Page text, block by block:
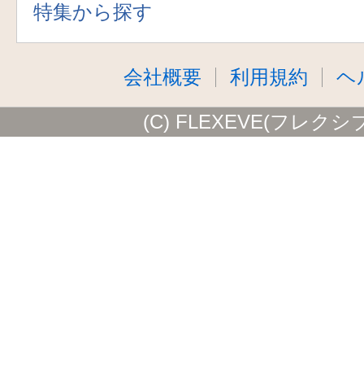
特集から探す
会社概要 利用規約 ヘ
(C) FLEXEVE(フレクシ